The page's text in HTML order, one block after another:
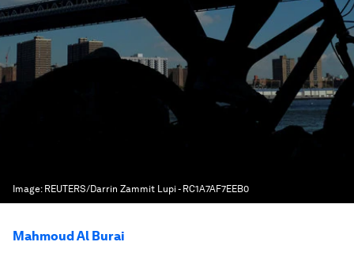
Image: REUTERS/Darrin Zammit Lupi - RC1A7AF7EEB0
Mahmoud Al Burai